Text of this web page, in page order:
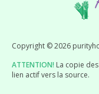
Copyright © 2026
ATTENTION! La copie
lien actif vers la source.